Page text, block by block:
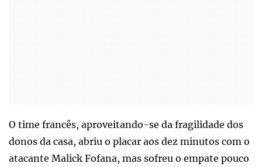
O time francês, aproveitando-se da fragilidade dos
donos da casa, abriu o placar aos dez minutos com o
atacante Malick Fofana, mas sofreu o empate pouco